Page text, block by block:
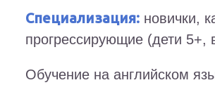
Специализация: новички,
прогрессирующие (дети 5+,
Обучение на английском